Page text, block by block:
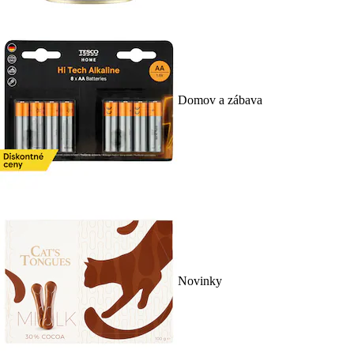
Domov a zábava
Novinky